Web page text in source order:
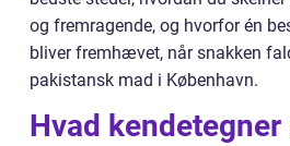
og fremragende, og hvorfor én
bliver fremhævet, når snakken
pakistansk mad i København.
Hvad kendetegner